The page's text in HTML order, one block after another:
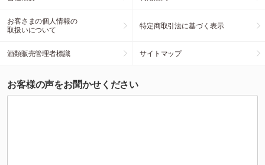
お客さまの個人情報の
取扱いについて
特定商取引法に基づく表示
酒類販売管理者標識 サイトマップ
お客様の声をお聞かせください